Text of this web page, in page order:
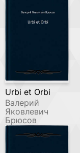
Urbi et Orbi
Валерий
Яковлевич
Брюсов